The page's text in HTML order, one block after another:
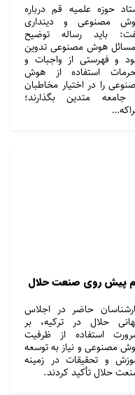
حوزه علمیه قم درباره
مصنوعی و دینداری
باید رساله توضیح
هوش مصنوعی تدوین
و فهرستی از واجبات و
استفاده از هوش
را در اختیار مخاطبان
جامعه متدین بگذارند؛
پیش روی صنعت حلال
حاضر در اجلاس
حلال در ترکیه، بر
استفاده از ظرفیت
مصنوعی و نیاز به توسعه
و تحقیقات در زمینه
حلال تأکید کردند.